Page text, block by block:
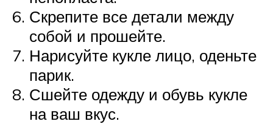
Скрепите все детали между
собой и прошейте.
Нарисуйте кукле лицо, оденьте
парик.
Сшейте одежду и обувь кукле
на ваш вкус.